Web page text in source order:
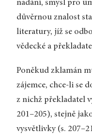
nadání, smysl pro
důvěrnou znalost
literatury, jíž se
vědecké a
Poněkud zklamán
zájemce, chce-li se
z nichž překladatel
201–205), stejně
vysvětlivky (s.